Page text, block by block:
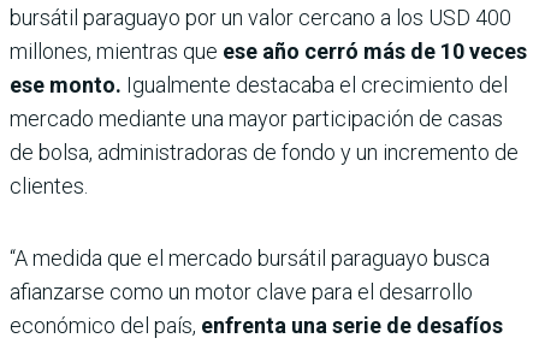
bursátil paraguayo por un valor cercano a los USD 400
millones, mientras que ese año cerró más de 10 veces
ese monto. Igualmente destacaba el crecimiento del
mercado mediante una mayor participación de casas
de bolsa, administradoras de fondo y un incremento de
clientes.
“A medida que el mercado bursátil paraguayo busca
afianzarse como un motor clave para el desarrollo
económico del país, enfrenta una serie de desafíos